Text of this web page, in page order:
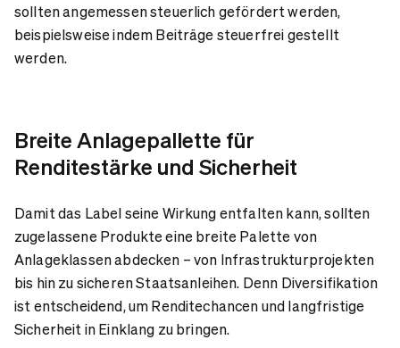
sollten angemessen steuerlich gefördert werden,
beispielsweise indem Beiträge steuerfrei gestellt
werden.
Breite Anlagepallette für
Renditestärke und Sicherheit
Damit das Label seine Wirkung entfalten kann, sollten
zugelassene Produkte eine breite Palette von
Anlageklassen abdecken – von Infrastrukturprojekten
bis hin zu sicheren Staatsanleihen. Denn Diversifikation
ist entscheidend, um Renditechancen und langfristige
Sicherheit in Einklang zu bringen.